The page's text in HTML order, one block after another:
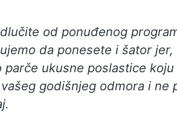
od ponuđenog
da ponesete i šator
parče ukusne poslastice
godišnjeg odmora i ne